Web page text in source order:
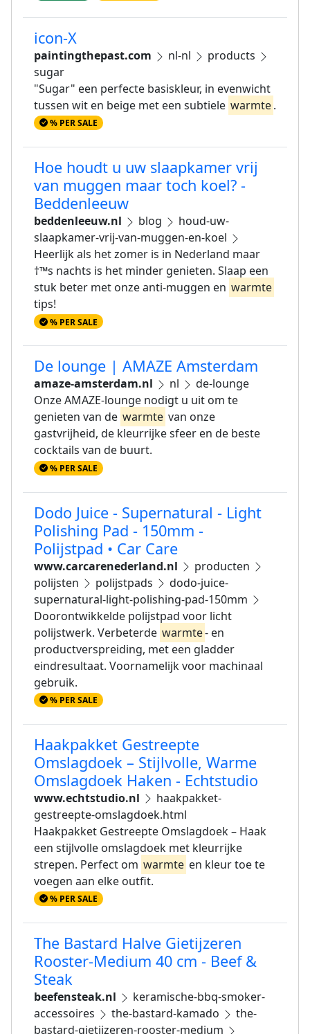
icon-X
paintingthepast.com nl-nl
products
sugar
"Sugar" een perfecte basiskleur, in evenwicht
tussen wit en beige met een subtiele warmte.
% PER SALE
Hoe houdt u uw slaapkamer vrij
van muggen maar toch koel? -
Beddenleeuw
beddenleeuw.nl blog
houd-uw-
slaapkamer-vrij-van-muggen-en-koel
Heerlijk als het zomer is in Nederland maar
†™s nachts is het minder genieten. Slaap een
stuk beter met onze anti-muggen en warmte
tips!
% PER SALE
De lounge | AMAZE Amsterdam
amaze-amsterdam.nl nl
de-lounge
Onze AMAZE-lounge nodigt u uit om te
genieten van de warmte van onze
gastvrijheid, de kleurrijke sfeer en de beste
cocktails van de buurt.
% PER SALE
Dodo Juice - Supernatural - Light
Polishing Pad - 150mm -
Polijstpad • Car Care
www.carcarenederland.nl
producten
polijsten
polijstpads
dodo-juice-
supernatural-light-polishing-pad-150mm
Doorontwikkelde polijstpad voor licht
polijstwerk. Verbeterde warmte- en
productverspreiding, met een gladder
eindresultaat. Voornamelijk voor machinaal
gebruik.
% PER SALE
Haakpakket Gestreepte
Omslagdoek – Stijlvolle, Warme
Omslagdoek Haken - Echtstudio
www.echtstudio.nl
haakpakket-
gestreepte-omslagdoek.html
Haakpakket Gestreepte Omslagdoek – Haak
een stijlvolle omslagdoek met kleurrijke
strepen. Perfect om warmte en kleur toe te
voegen aan elke outfit.
% PER SALE
The Bastard Halve Gietijzeren
Rooster-Medium 40 cm - Beef &
Steak
beefensteak.nl
keramische-bbq-smoker-
accessoires
the-bastard-kamado
the-
bastard-gietijzeren-rooster-medium